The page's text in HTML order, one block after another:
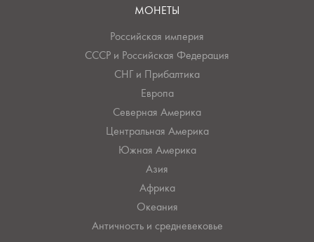
МОНЕТЫ
Российская империя
СССР и Российская Федерация
СНГ и Прибалтика
Европа
Северная Америка
Центральная Америка
Южная Америка
Азия
Африка
Океания
Античность и средневековье